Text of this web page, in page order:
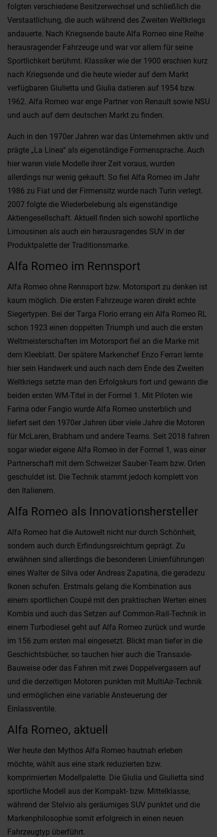
folgten verschiedene Besitzerwechsel und schließlich die
Verstaatlichung, die auch während des Zweiten Weltkriegs
andauerte. Nach Kriegsende baute Alfa Romeo eine Reihe
herausragender Fahrzeuge und war vor allem für seine
Sportlichkeit berühmt. Klassiker wie der 1900 erschien kurz
nach Kriegsende und die heute wieder auf dem Markt
verfügbaren Giulietta und Giulia datieren auf 1954 bzw.
1962. Alfa Romeo war enge Partner von Renault sowie NSU
und auch auf dem deutschen Markt zu finden.
Auch in den 1970er Jahren war das Unternehmen aktiv und
prägte „La Linea“ als eigenständige Formensprache. Auch
hier waren viele Modelle ihrer Zeit voraus, wurden
allerdings nur wenig gekauft. So fiel Alfa Romeo im Jahr
1986 zu Fiat und der Firmensitz wurde nach Turin verlegt.
2007 folgte die Wiederbelebung als eigenständige
Aktiengesellschaft. Aktuell finden sich sowohl sportliche
Limousinen als auch ein herausragendes SUV in der
Produktpalette der Traditionsmarke.
Alfa Romeo im Rennsport
Alfa Romeo ohne Rennsport bzw. Motorsport zu denken ist
kaum möglich. Die ersten Fahrzeuge waren direkt echte
Siegertypen. Bei der Targa Florio errang ein Alfa Romeo RL
schon 1923 einen doppelten Triumph und auch die ersten
Weltmeisterschaften im Motorsport fiel an die Marke mit
dem Kleeblatt. Der spätere Markenchef Enzo Ferrari lernte
hier sein Handwerk und auch nach dem Ende des Zweiten
Weltkriegs setzte man den Erfolgskurs fort und gewann die
beiden ersten WM-Titel in der Formel 1. Mit Piloten wie
Farina oder Fangio wurde Alfa Romeo unsterblich und
liefert seit den 1970er Jahren über viele Jahre die Motoren
für McLaren, Brabham und andere Teams. Seit 2018 fahren
sogar wieder eigene Alfa Romeo in der Formel 1, was einer
Partnerschaft mit dem Schweizer Sauber-Team bzw. Orlen
geschuldet ist. Die Technik stammt jedoch komplett von
den Italienern.
Alfa Romeo als Innovationshersteller
Alfa Romeo hat die Autowelt nicht nur durch Schönheit,
sondern auch durch Erfindungsreichtum geprägt. Zu
erwähnen sind allerdings die besonderen Linienführungen
eines Walter de Silva oder Andreas Zapatina, die geradezu
Ikonen schufen. Erstmals gelang die Kombination aus
einem sportlichen Coupé mit den praktischen Werten eines
Kombis und auch das Setzen auf Common-Rail-Technik in
einem Turbodiesel geht auf Alfa Romeo zurück und wurde
im 156 zum ersten mal eingesetzt. Blickt man tiefer in die
Geschichtsbücher, so tauchen hier auch die Transaxle-
Bauweise oder das Fahren mit zwei Doppelvergasern auf
und die derzeitigen Motoren punkten mit MultiAir-Technik
und ermöglichen eine variable Ansteuerung der
Einlassventile.
Alfa Romeo, aktuell
Wer heute den Mythos Alfa Romeo hautnah erleben
möchte, wählt aus eine stark reduzierten bzw.
komprimierten Modellpalette. Die Giulia und Giulietta sind
sportliche Modell aus der Kompakt- bzw. Mittelklasse,
während der Stelvio als geräumiges SUV punktet und die
Markenphilosophie somit erfolgreich in einen neuen
Fahrzeugtyp überführt.